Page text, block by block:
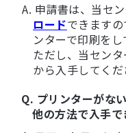
A. 申請書は、当セ
ロードできますの
ンターで印刷をし
ただし、当セン
から入手してくだ
Q. プリンターがな
他の方法で入手で